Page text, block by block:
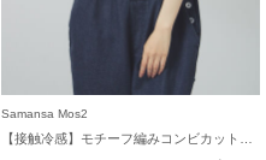
Samansa Mos2